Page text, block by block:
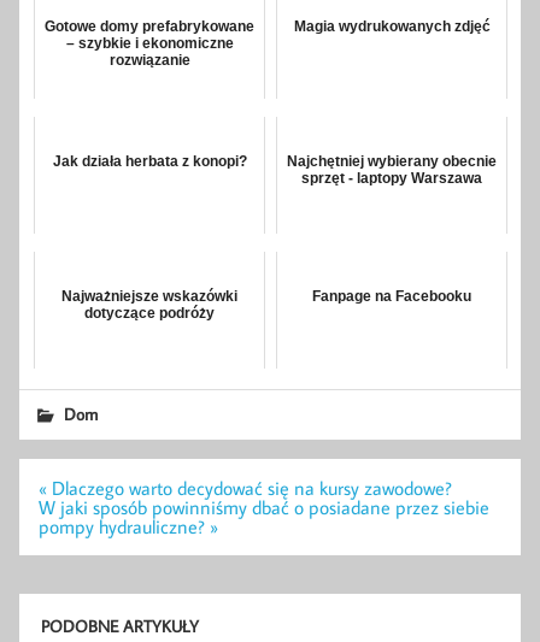
Gotowe domy prefabrykowane
– szybkie i ekonomiczne
rozwiązanie
Magia wydrukowanych zdjęć
Jak działa herbata z konopi?
Najchętniej wybierany obecnie
sprzęt - laptopy Warszawa
Najważniejsze wskazówki
dotyczące podróży
Fanpage na Facebooku
Dom
Nawigacja
wpisu
« Dlaczego warto decydować się na kursy zawodowe?
W jaki sposób powinniśmy dbać o posiadane przez siebie
pompy hydrauliczne? »
PODOBNE ARTYKUŁY